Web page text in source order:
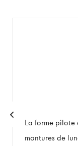
La forme pilote
montures de